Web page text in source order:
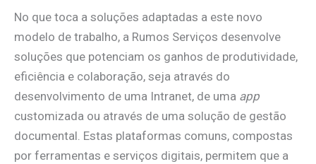
No que toca a soluções adaptadas a este novo
modelo de trabalho, a Rumos Serviços desenvolve
soluções que potenciam os ganhos de produtividade,
eficiência e colaboração, seja através do
desenvolvimento de uma Intranet, de uma app
customizada ou através de uma solução de gestão
documental. Estas plataformas comuns, compostas
por ferramentas e serviços digitais, permitem que a